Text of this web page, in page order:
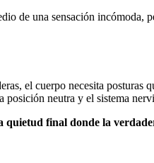
de una sensación
el cuerpo necesita
neutra y el sistema
quietud final donde la